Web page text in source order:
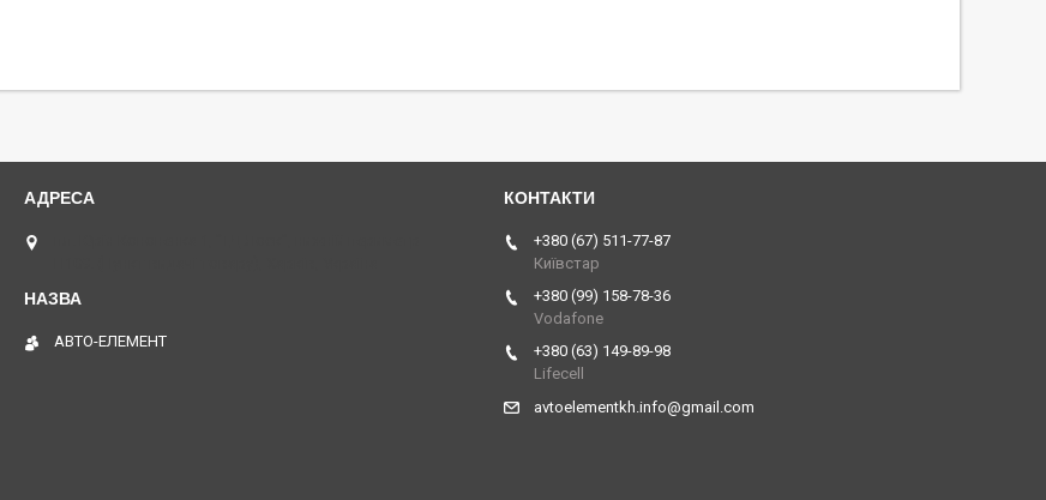
АВТО-ЕЛЕМЕНТ
+380 (67) 511-77-87
Київстар
+380 (99) 158-78-36
Vodafone
+380 (63) 149-89-98
Lifecell
avtoelementkh.info@gmail.com